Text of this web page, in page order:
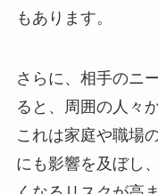
もあります。
さらに、相手のニ
ると、周囲の人々
これは家庭や職場
にも影響を及ぼし